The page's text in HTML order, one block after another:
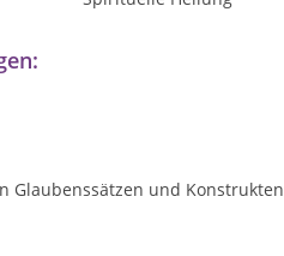
Glaubenssätzen und Konstrukten